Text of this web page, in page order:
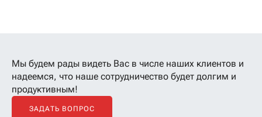
Мы будем рады видеть Вас в числе наших клиентов и
надеемся, что наше сотрудничество будет долгим и
продуктивным!
ЗАДАТЬ ВОПРОС